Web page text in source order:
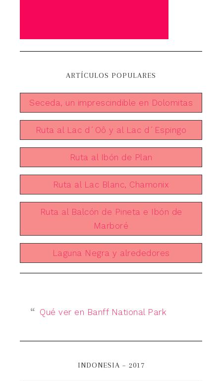
ARTÍCULOS POPULARES
Seceda, un imprescindible en Dolomitas
Ruta al Lac d´Oô y al Lac d´Espingo
Ruta al Ibón de Plan
Ruta al Lac Blanc, Chamonix
Ruta al Balcón de Pineta e Ibón de
Marboré
Laguna Negra y alrededores
Qué ver en Banff National Park
INDONESIA – 2017